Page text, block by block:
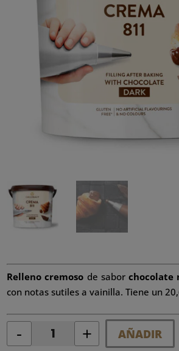
Relleno cremoso de saborchocolate
con notas sutiles a vainilla. Tiene un
Quantity
- + AÑADIR